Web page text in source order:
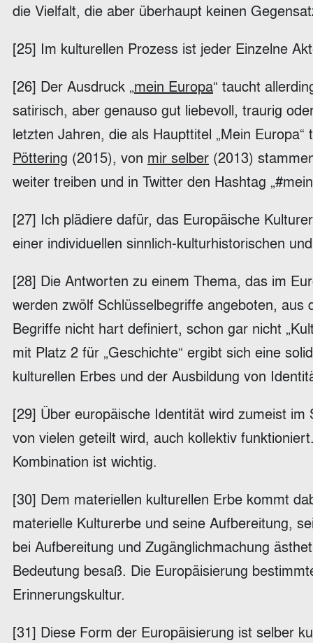
die Vielfalt, die aber überhaupt keinen
[25] Im kulturellen Prozess ist jeder Einzelne
[26] Der Ausdruck „mein Europa“ taucht
satirisch, aber genauso gut liebevoll, traurig
letzten Jahren, die als Haupttitel „Mein
Pöttering (2015), von mir selber (2013)
weiter treiben und in Twitter den Hashtag
[27] Ich plädiere dafür, das Europäische
einer individuellen sinnlich-kulturhistorischen
[28] Die Antworten zu einem Thema, das im
werden zwölf Schlüsselbegriffe angeboten,
Begriffe nicht hart definiert, schon gar nicht
mit Platz 2 für „Geschichte“ ergibt sich eine
kulturellen Erbes und der Ausbildung von
[29] Über europäische Identität wird zumeist
von vielen geteilt wird, auch kollektiv
Kombination ist wichtig.
[30] Dem materiellen kulturellen Erbe kommt
materielle Kulturerbe und seine Aufbereitung,
bei Aufbereitung und Zugänglichmachung
Bedeutung besaß. Die Europäisierung
Erinnerungskultur.
[31] Diese Form der Europäisierung ist selber